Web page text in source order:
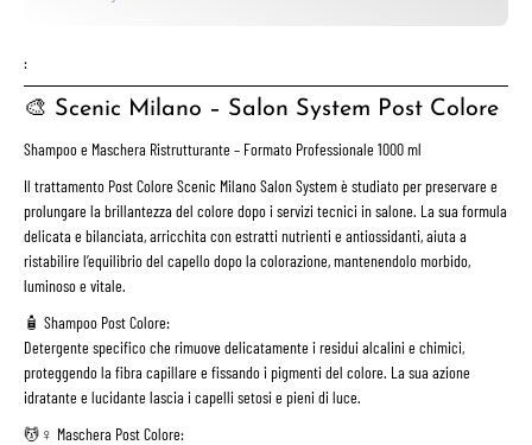
:
🎨 Scenic Milano – Salon System Post Colore
Shampoo e Maschera Ristrutturante – Formato Professionale 1000 ml
Il trattamento Post Colore Scenic Milano Salon Systemè studiato per preservare e
prolungare la brillantezza del colore dopo i servizi tecnici in salone. La sua formula
delicata e bilanciata, arricchita conestratti nutrienti e antiossidanti, aiuta a
ristabilire l’equilibrio del capellodopo la colorazione, mantenendolo morbido,
luminoso e vitale.
🧴 Shampoo Post Colore:
Detergente specifico che rimuove delicatamente i residui alcalini e chimici,
proteggendo la fibra capillare e fissando i pigmenti del colore. La sua azione
idratante e lucidante lascia i capelli setosi e pieni di luce.
💆♀️ Maschera Post Colore: